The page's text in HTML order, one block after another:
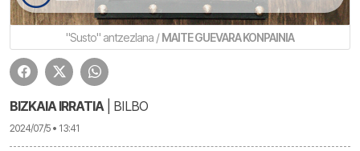
"Susto" antzezlana /MAITE GUEVARA KONPAINIA
BIZKAIA IRRATIA | BILBO
2024/07/5 • 13:41